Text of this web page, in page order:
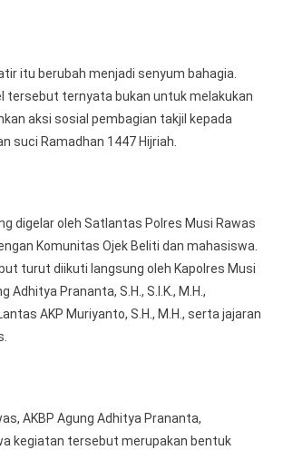
itu berubah menjadi senyum bahagia.
tersebut ternyata bukan untuk melakukan
aksi sosial pembagian takjil kepada
suci Ramadhan 1447 Hijriah.
digelar oleh Satlantas Polres Musi Rawas
Komunitas Ojek Beliti dan mahasiswa.
turut diikuti langsung oleh Kapolres Musi
Adhitya Prananta, S.H., S.I.K., M.H.,
AKP Muriyanto, S.H., M.H., serta jajaran
AKBP Agung Adhitya Prananta,
kegiatan tersebut merupakan bentuk